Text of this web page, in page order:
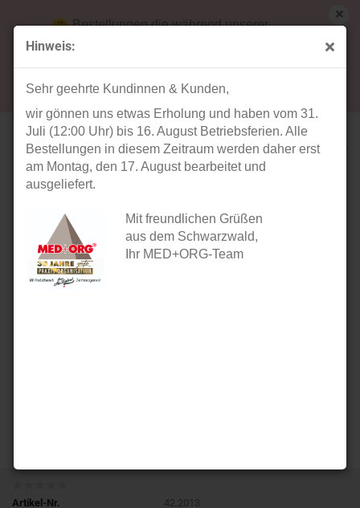
Hinweis:
Sehr geehrte Kundinnen & Kunden,
wir gönnen uns etwas Erholung und haben vom 31.
Juli (12:00 Uhr) bis 16. August Betriebsferien. Alle
Bestellungen in diesem Zeitraum werden daher erst
am Montag, den 17. August bearbeitet und
ausgeliefert.
Mit freundlichen Grüßen
aus dem Schwarzwald,
Ihr MED+ORG-Team
Bestellungen die während unserer
Betriebsferien (31. Juli ab 12:00 Uhr bis 16.
Artikel in dieser Kategorie
Dachschild "BRK Einsatz"
Artikel-Nr.
42.2013